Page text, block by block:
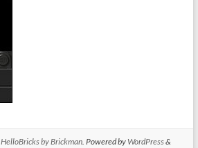
HelloBricks by Brickman. Powered by WordPress&